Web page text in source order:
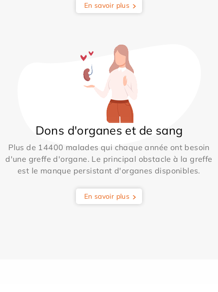
En savoir plus
Dons d'organes et de sang
Plus de 14400 malades qui chaque année ont besoin
d'une greffe d'organe. Le principal obstacle à la greffe
est le manque persistant d'organes disponibles.
En savoir plus